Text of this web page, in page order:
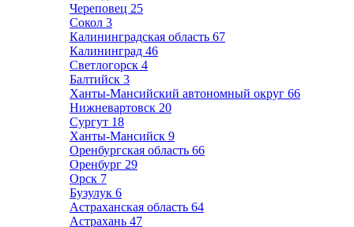
Череповец 25
Сокол 3
Калининградская область 67
Калининград 46
Светлогорск 4
Балтийск 3
Ханты-Мансийский автономный округ 66
Нижневартовск 20
Сургут 18
Ханты-Мансийск 9
Оренбургская область 66
Оренбург 29
Орск 7
Бузулук 6
Астраханская область 64
Астрахань 47